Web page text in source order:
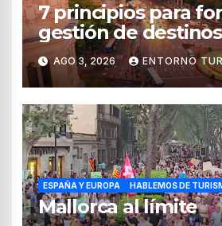
7 principios para
gestión de
según el WTTC
AGO 3, 2026 ENTORNO
ESPAÑA Y EUROPA HABLEMOS DE
Mallorca al límite